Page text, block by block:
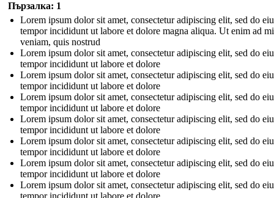
Пързалка: 1
Lorem ipsum dolor sit amet, consectetur adipiscing elit, sed do
tempor incididunt ut labore et dolore magna aliqua. Ut enim ad
veniam, quis nostrud
Lorem ipsum dolor sit amet, consectetur adipiscing elit, sed do
tempor incididunt ut labore et dolore
Lorem ipsum dolor sit amet, consectetur adipiscing elit, sed do
tempor incididunt ut labore et dolore
Lorem ipsum dolor sit amet, consectetur adipiscing elit, sed do
tempor incididunt ut labore et dolore
Lorem ipsum dolor sit amet, consectetur adipiscing elit, sed do
tempor incididunt ut labore et dolore
Lorem ipsum dolor sit amet, consectetur adipiscing elit, sed do
tempor incididunt ut labore et dolore
Lorem ipsum dolor sit amet, consectetur adipiscing elit, sed do
tempor incididunt ut labore et dolore
Lorem ipsum dolor sit amet, consectetur adipiscing elit, sed do